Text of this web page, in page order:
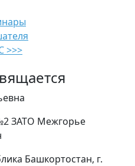
>>>
ЗАТО Межгорье
Башкортостан, г.